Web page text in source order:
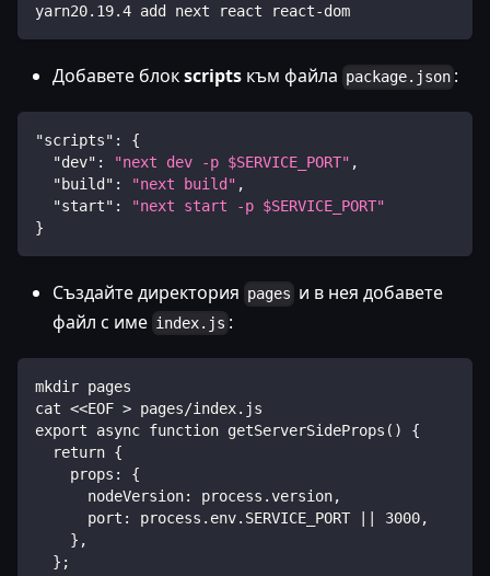
yarn20.19.4 add next react react-dom
Добавете блокscripts към файла package.json :
"scripts" :
{
"dev" : "next dev -p $SERVICE_PORT" ,
"build" : "next build" ,
"start" :
"next start -p $SERVICE_PORT"
}
Създайте директория pages и в нея добавете
файл с име index.js :
mkdir pages
cat <<EOF > pages/index.js
export async function getServerSideProps() {
  return {
    props: {
      nodeVersion: process.version,
      port: process.env.SERVICE_PORT || 3000,
    },
  };